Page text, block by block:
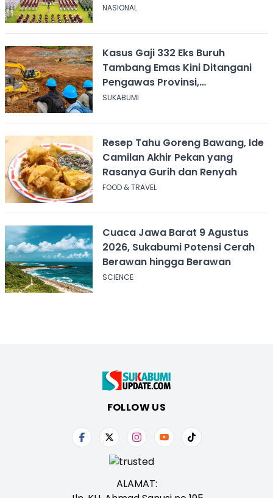
NASIONAL
Kasus Gaji 332 Eks Buruh
Tambang Emas Kini Ditangani
Pengawas Provinsi,
Disnakertrans Sukabumi Terus
SUKABUMI
Resep Tahu Goreng Bawang, Ide
Camilan Akhir Pekan yang
Rasanya Gurih dan Renyah
FOOD & TRAVEL
Cuaca Jawa Barat 9 Agustus
2026, Sukabumi Potensi Cerah
Berawan hingga Berawan
SCIENCE
FOLLOW US
ALAMAT: